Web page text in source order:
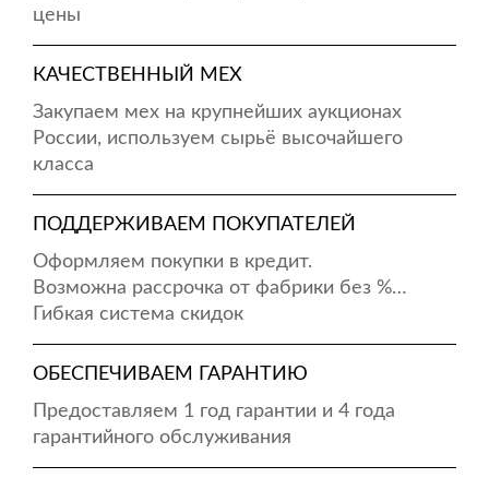
цены
КАЧЕСТВЕННЫЙ МЕХ
Закупаем мех на крупнейших аукционах
России, используем сырьё высочайшего
класса
ПОДДЕРЖИВАЕМ ПОКУПАТЕЛЕЙ
Оформляем покупки в кредит.
Возможна рассрочка от фабрики без %…
Гибкая система скидок
ОБЕСПЕЧИВАЕМ ГАРАНТИЮ
Предоставляем 1 год гарантии и 4 года
гарантийного обслуживания